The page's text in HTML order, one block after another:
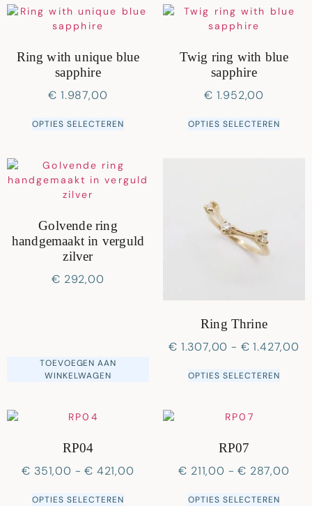
Ring with unique blue
sapphire
€ 1.987,00
OPTIES SELECTEREN
Twig ring with blue
sapphire
€ 1.952,00
OPTIES SELECTEREN
Golvende ring
handgemaakt in verguld
zilver
€ 292,00
TOEVOEGEN AAN
WINKELWAGEN
Ring Thrine
€ 1.307,00 - € 1.427,00
OPTIES SELECTEREN
RP04
€ 351,00 - € 421,00
OPTIES SELECTEREN
RP07
€ 211,00 - € 287,00
OPTIES SELECTEREN